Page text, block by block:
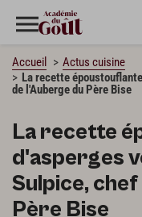
Accueil
Actus cuisine
La recette
de l'Auberge du Père Bise
La recette
d'asperges
Sulpice,
Père Bise